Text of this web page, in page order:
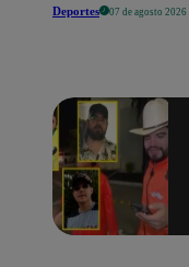
Deportes 07 de agosto 2026